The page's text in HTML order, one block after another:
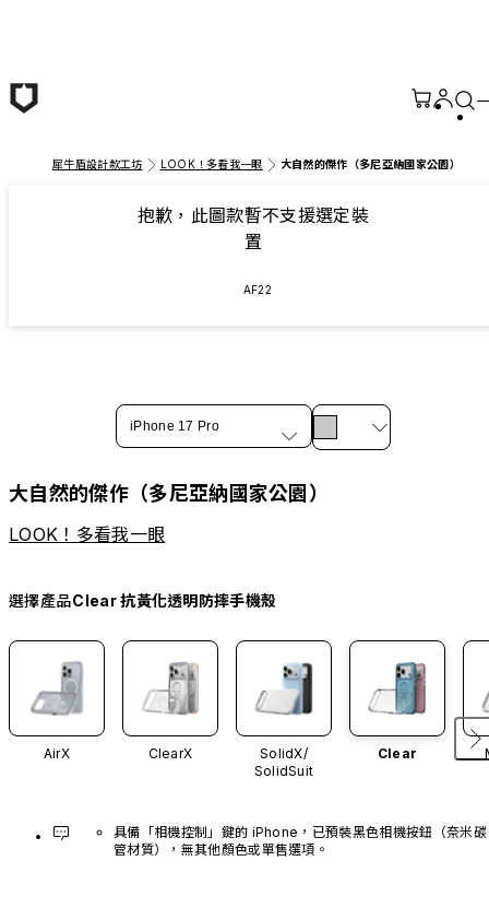
犀牛盾設計款工坊 LOOK！多看我一眼 大自然的傑作（多尼亞納國家公園）
抱歉，此圖款暫不支援選定裝
置
AF22
iPhone 17 Pro
大自然的傑作（多尼亞納國家公園）
LOOK！多看我一眼
選擇產品Clear 抗黃化透明防摔手機殼
AirX ClearX
SolidX/
SolidSuit
Clear
具備「相機控制」鍵的 iPhone，已預裝黑色相機按鈕（奈米碳
管材質），無其他顏色或單售選項。